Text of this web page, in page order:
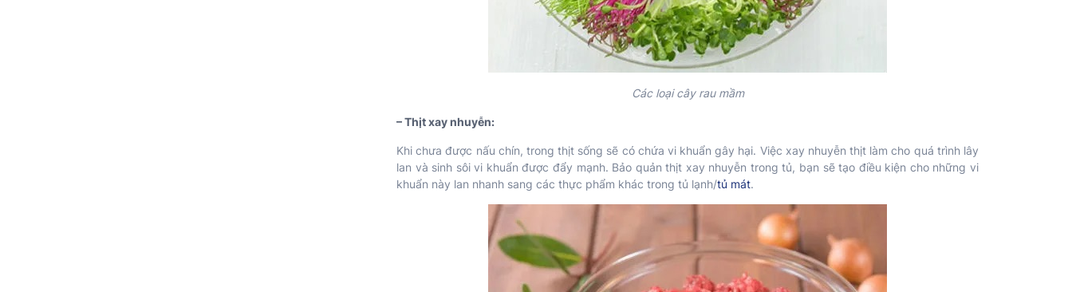
Các loại cây rau mầm
– Thịt xay nhuyễn:
Khi chưa được nấu chín, trong thịt sống sẽ có chứa vi khuẩn gây hại. Việc xay nhuyễn thịt làm cho quá trình lây
lan và sinh sôi vi khuẩn được đẩy mạnh. Bảo quản thịt xay nhuyễn trong tủ, bạn sẽ tạo điều kiện cho những vi
khuẩn này lan nhanh sang các thực phẩm khác trong tủ lạnh/tủ mát.